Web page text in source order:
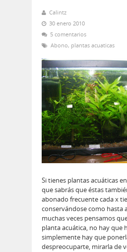
Calintz
30 enero 2010
5 comentarios
Abono, plantas acuaticas
Si tienes plantas acuáticas
que sabrás que éstas
abonado frecuente cada x
conservándose como hasta
muchas veces pensamos
planta acuática, no hay que
simplemente hay que
despreocuparte, mirarla de